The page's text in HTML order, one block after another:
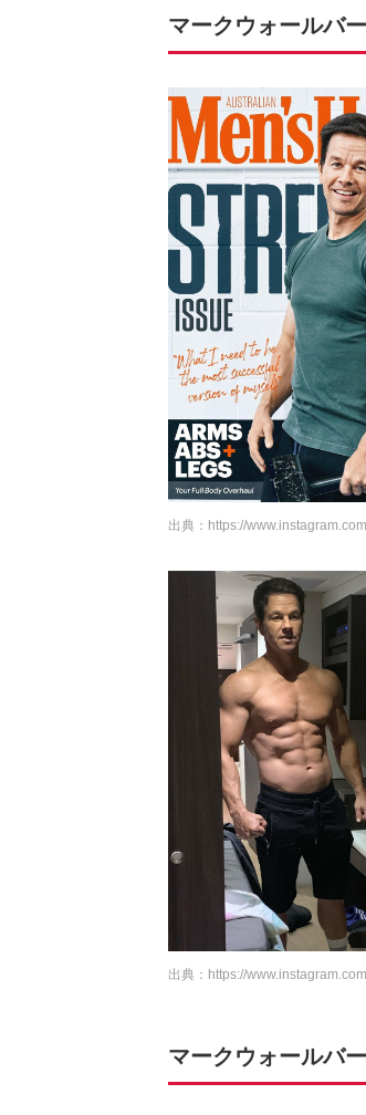
マークウォールバ
出典： https://www.instagram.com
出典： https://www.instagram.com
マークウォールバ